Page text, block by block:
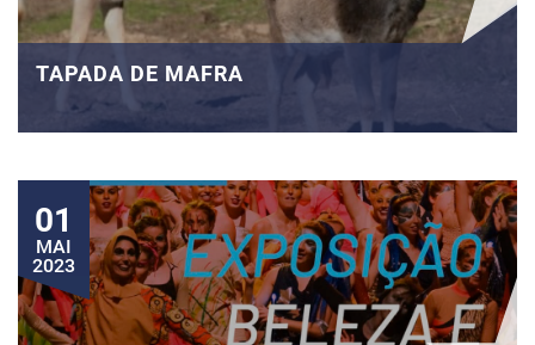
TAPADA DE MAFRA
01
MAI
2023